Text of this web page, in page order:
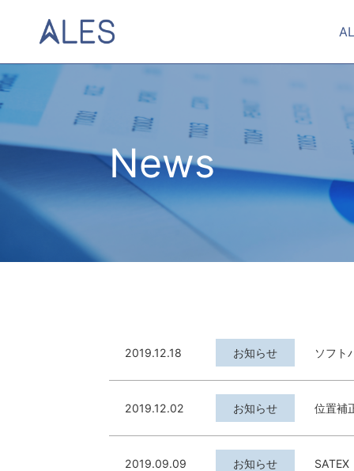
News
2019.12.18 お知らせ ソフト
2019.12.02 お知らせ 位置補
2019.09.09 お知らせ